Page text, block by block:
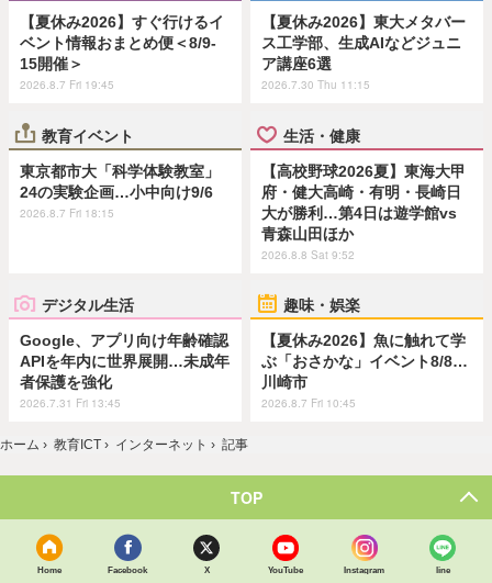
【夏休み2026】すぐ行けるイ
ベント情報おまとめ便＜8/9-
15開催＞
2026.8.7 Fri 19:45
【夏休み2026】東大メタバー
ス工学部、生成AIなどジュニ
ア講座6選
2026.7.30 Thu 11:15
教育イベント
東京都市大「科学体験教室」
24の実験企画…小中向け9/6
2026.8.7 Fri 18:15
生活・健康
【高校野球2026夏】東海大甲
府・健大高崎・有明・長崎日
大が勝利…第4日は遊学館vs
青森山田ほか
2026.8.8 Sat 9:52
デジタル生活
Google、アプリ向け年齢確認
APIを年内に世界展開…未成年
者保護を強化
2026.7.31 Fri 13:45
趣味・娯楽
【夏休み2026】魚に触れて学
ぶ「おさかな」イベント8/8…
川崎市
2026.8.7 Fri 10:45
ホーム › 教育ICT › インターネット › 記事
TOP
Home Facebook X YouTube Instagram line